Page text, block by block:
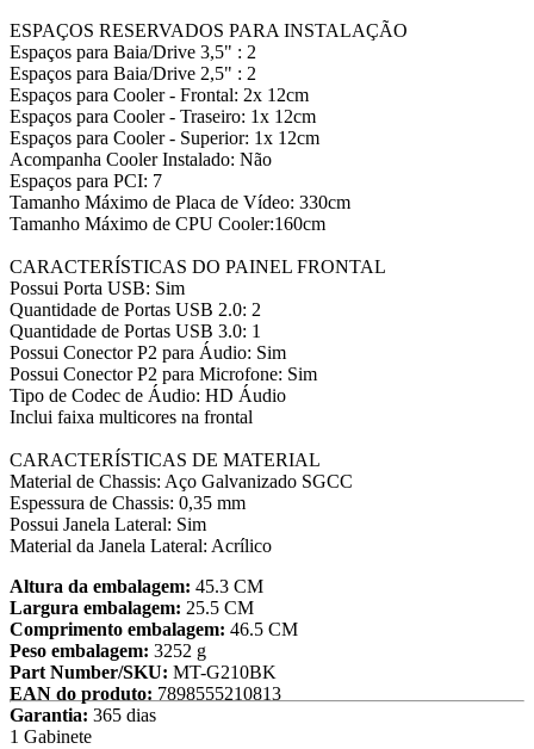
ESPAÇOS RESERVADOS PARA INSTALAÇÃO
Espaços para Baia/Drive 3,5" : 2
Espaços para Baia/Drive 2,5" : 2
Espaços para Cooler - Frontal: 2x 12cm
Espaços para Cooler - Traseiro: 1x 12cm
Espaços para Cooler - Superior: 1x 12cm
Acompanha Cooler Instalado: Não
Espaços para PCI: 7
Tamanho Máximo de Placa de Vídeo: 330cm
Tamanho Máximo de CPU Cooler:160cm
CARACTERÍSTICAS DO PAINEL FRONTAL
Possui Porta USB: Sim
Quantidade de Portas USB 2.0: 2
Quantidade de Portas USB 3.0: 1
Possui Conector P2 para Áudio: Sim
Possui Conector P2 para Microfone: Sim
Tipo de Codec de Áudio: HD Áudio
Inclui faixa multicores na frontal
CARACTERÍSTICAS DE MATERIAL
Material de Chassis: Aço Galvanizado SGCC
Espessura de Chassis: 0,35 mm
Possui Janela Lateral: Sim
Material da Janela Lateral: Acrílico
Altura da embalagem: 45.3 CM
Largura embalagem: 25.5 CM
Comprimento embalagem: 46.5 CM
Peso embalagem: 3252 g
Part Number/SKU: MT-G210BK
EAN do produto: 7898555210813
Garantia: 365 dias
1 Gabinete